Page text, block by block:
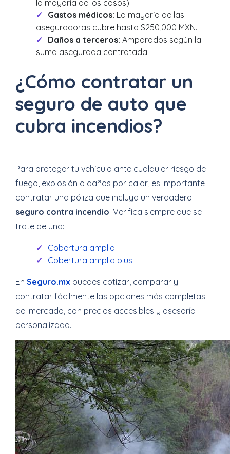
la mayoría de los casos).
Gastos médicos: La mayoría de las
aseguradoras cubre hasta $250,000 MXN.
Daños a terceros: Amparados según la
suma asegurada contratada.
¿Cómo contratar un
seguro de auto que
cubra incendios?
Para proteger tu vehículo ante cualquier riesgo de
fuego, explosión o daños por calor, es importante
contratar una póliza que incluya un verdadero
seguro contra incendio. Verifica siempre que se
trate de una:
Cobertura amplia
Cobertura amplia plus
En Seguro.mx puedes cotizar, comparar y
contratar fácilmente las opciones más completas
del mercado, con precios accesibles y asesoría
personalizada.